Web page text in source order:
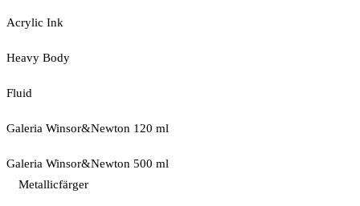
Acrylic Ink
Heavy Body
Fluid
Galeria Winsor&Newton 120 ml
Galeria Winsor&Newton 500 ml
Metallicfärger